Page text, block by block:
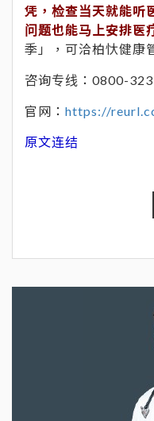
凭，检查当天就能听
问题也能马上安排医
季」，可洽柏忕健康
咨询专线：0800-
官网： https://
原文连结